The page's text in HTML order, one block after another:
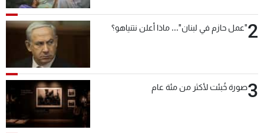
2"عمل حازم في لبنان"... ماذا أعلن نتنياهو؟
3صورة خُبئت لأكثر من مئة عام